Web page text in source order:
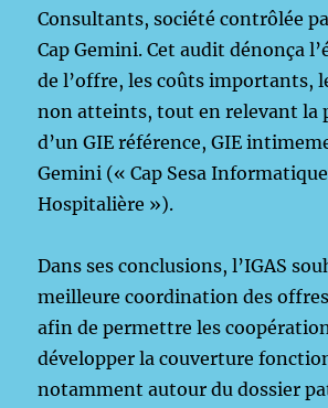
Consultants, société contrôlée
Cap Gemini. Cet audit dénonça
de l’offre, les coûts importants,
non atteints, tout en relevant la
d’un GIE référence, GIE
Gemini (« Cap Sesa Informatique
Hospitalière »).
Dans ses conclusions, l’IGAS
meilleure coordination des
afin de permettre les
développer la couverture
notamment autour du dossier